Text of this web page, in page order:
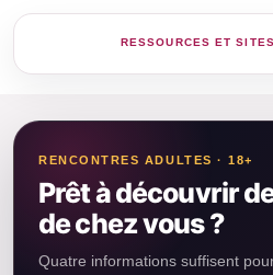
RENCONTRES ADULTES · 18+
Prêt à découvrir
de chez vous ?
Quatre informations suffisent